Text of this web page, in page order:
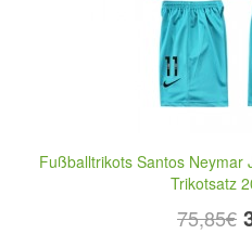
Fußballtrikots Santos Neymar
Trikotsatz
75,85€